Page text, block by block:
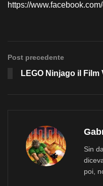
https://
Post precedente
LEGO Ninjago il
Sin
poi,